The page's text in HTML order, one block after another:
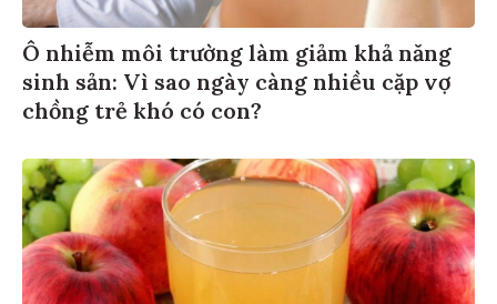
Ô nhiễm môi trường làm giảm khả năng
sinh sản: Vì sao ngày càng nhiều cặp vợ
chồng trẻ khó có con?